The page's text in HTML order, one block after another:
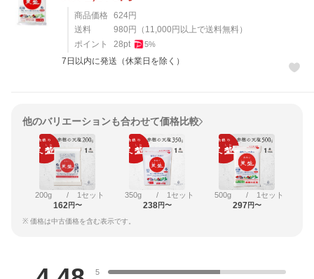
商品価格 624円
送料
980円 （ 11,000円以上で送料無料）
ポイント
28pt 5%
7日以内に発送（休業日を除く）
他のバリエーションも合わせて価格比較
200g / 1セット
162 円〜
350g / 1セット
238円〜
500g / 1セット
297円〜
※ 価格は中古価格を含む表示です。
5